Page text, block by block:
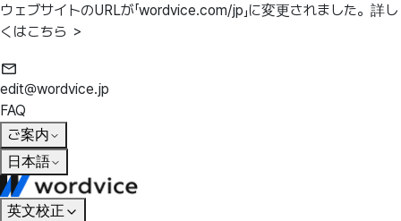
ウェブサイトのURLが「wordvice.com/jp」に変更されました。 詳し
くはこちら ＞
edit@wordvice.jp
FAQ
ご案内
日本語
英文校正